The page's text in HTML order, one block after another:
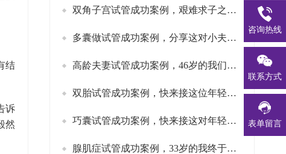
结
诉
然
双角子宫试管成功案例，艰难求子之路终结于这家医院
多囊做试管成功案例，分享这对小夫妻试管一次抱俩的故事
高龄夫妻试管成功案例，46岁的我们成功加入二胎家庭
双胎试管成功案例，快来接这位年轻妈妈的好“孕”气吧
巧囊试管成功案例，快来接这对年轻小夫妻的好孕吧
腺肌症试管成功案例，33岁的我终于成为妈妈啦
咨询热线
联系方式
表单留言